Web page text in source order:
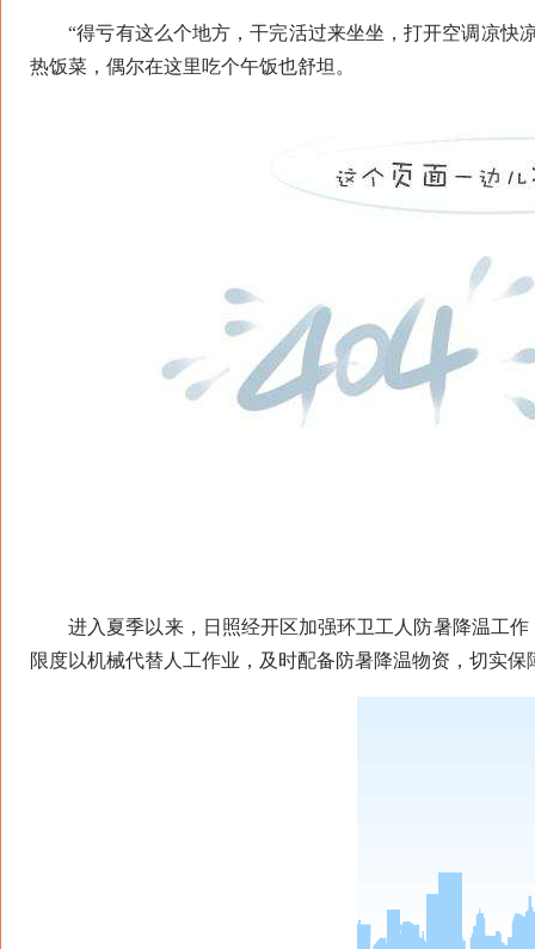
“得亏有这么个地方，干完活过来坐坐，打开空调凉快
热饭菜，偶尔在这里吃个午饭也舒坦。
进入夏季以来，日照经开区加强环卫工人防暑降温工作
限度以机械代替人工作业，及时配备防暑降温物资，切实